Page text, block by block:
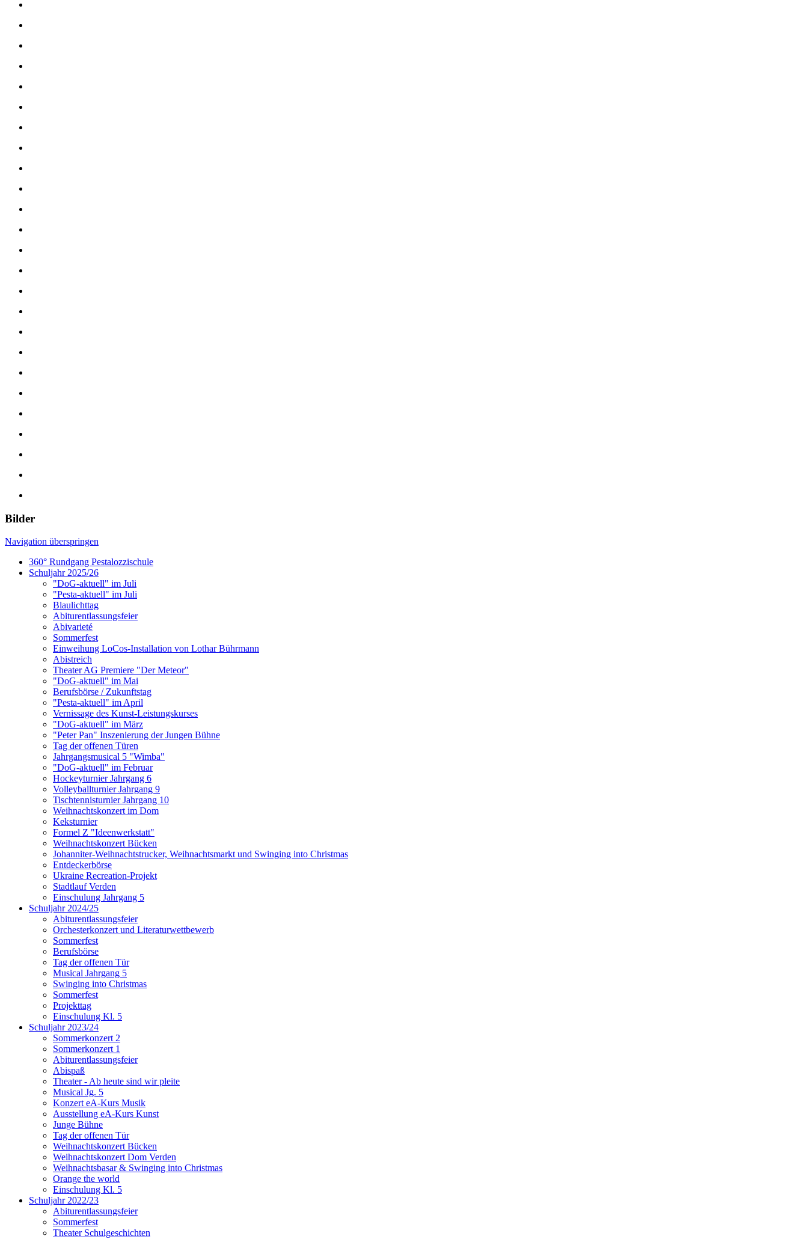
Bilder
Navigation überspringen
360° Rundgang Pestalozzischule
Schuljahr 2025/26
"DoG-aktuell" im Juli
"Pesta-aktuell" im Juli
Blaulichttag
Abiturentlassungsfeier
Abivarieté
Sommerfest
Einweihung LoCos-Installation von Lothar Bührmann
Abistreich
Theater AG Premiere "Der Meteor"
"DoG-aktuell" im Mai
Berufsbörse / Zukunftstag
"Pesta-aktuell" im April
Vernissage des Kunst-Leistungskurses
"DoG-aktuell" im März
"Peter Pan" Inszenierung der Jungen Bühne
Tag der offenen Türen
Jahrgangsmusical 5 "Wimba"
"DoG-aktuell" im Februar
Hockeyturnier Jahrgang 6
Volleyballturnier Jahrgang 9
Tischtennisturnier Jahrgang 10
Weihnachtskonzert im Dom
Keksturnier
Formel Z "Ideenwerkstatt"
Weihnachtskonzert Bücken
Johanniter-Weihnachtstrucker, Weihnachtsmarkt und Swinging into Christmas
Entdeckerbörse
Ukraine Recreation-Projekt
Stadtlauf Verden
Einschulung Jahrgang 5
Schuljahr 2024/25
Abiturentlassungsfeier
Orchesterkonzert und Literaturwettbewerb
Sommerfest
Berufsbörse
Tag der offenen Tür
Musical Jahrgang 5
Swinging into Christmas
Sommerfest
Projekttag
Einschulung Kl. 5
Schuljahr 2023/24
Sommerkonzert 2
Sommerkonzert 1
Abiturentlassungsfeier
Abispaß
Theater - Ab heute sind wir pleite
Musical Jg. 5
Konzert eA-Kurs Musik
Ausstellung eA-Kurs Kunst
Junge Bühne
Tag der offenen Tür
Weihnachtskonzert Bücken
Weihnachtskonzert Dom Verden
Weihnachtsbasar & Swinging into Christmas
Orange the world
Einschulung Kl. 5
Schuljahr 2022/23
Abiturentlassungsfeier
Sommerfest
Theater Schulgeschichten